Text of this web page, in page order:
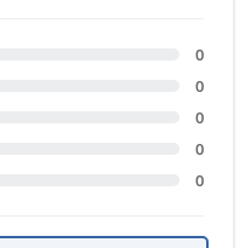
0
0
0
0
0